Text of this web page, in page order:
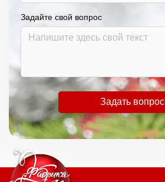
Задайте свой вопрос
Задать вопрос